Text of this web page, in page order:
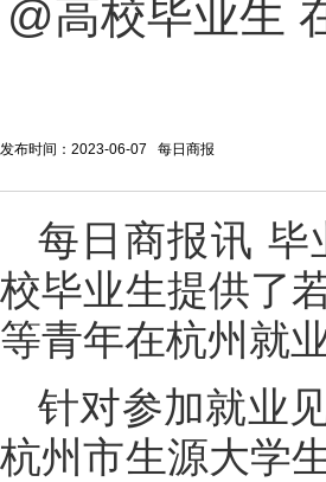
@高校毕业生
发布时间：2023-06-07 每日商报
每日商报讯 毕
校毕业生提供了
等青年在杭州就
针对参加就业
杭州市生源大学